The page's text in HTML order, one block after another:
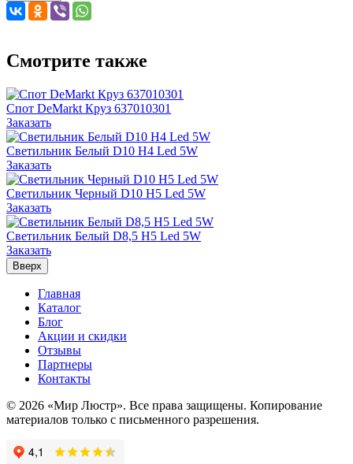
Смотрите также
Спот DeMarkt Круз 637010301
Заказать
Светильник Белый D10 H4 Led 5W
Заказать
Светильник Черный D10 H5 Led 5W
Заказать
Светильник Белый D8,5 H5 Led 5W
Заказать
Вверх
Главная
Каталог
Блог
Акции и скидки
Отзывы
Партнеры
Контакты
© 2026 «Мир Люстр». Все права защищены. Копирование
материалов только с письменного разрешения.